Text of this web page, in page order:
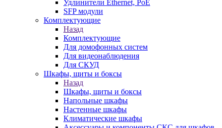
Удлинители Ethernet, PoE
SFP модули
Комплектующие
Назад
Комплектующие
Для домофонных систем
Для видеонаблюдения
Для СКУД
Шкафы, щиты и боксы
Назад
Шкафы, щиты и боксы
Напольные шкафы
Настенные шкафы
Климатические шкафы